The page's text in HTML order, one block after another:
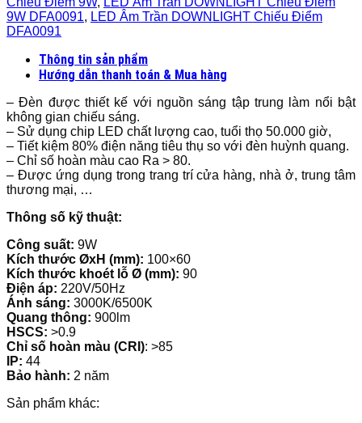
9W DFA0091, LED Âm Trần DOWNLIGHT Chiếu Điểm
DFA0091
Thông tin sản phẩm
Hướng dẫn thanh toán & Mua hàng
– Đèn được thiết kế với nguồn sáng tập trung làm nổi bật
không gian chiếu sáng.
– Sử dụng chip LED chất lượng cao, tuổi thọ 50.000 giờ,
– Tiết kiệm 80% điện năng tiêu thụ so với đèn huỳnh quang.
– Chỉ số hoàn màu cao Ra > 80.
– Được ứng dụng trong trang trí cửa hàng, nhà ở, trung tâm
thương mại, …
Thông số kỹ thuật:
Công suất: 9W
Kích thước ØxH (mm): 100×60
Kích thước khoét lỗ Ø (mm): 90
Điện áp: 220V/50Hz
Ánh sáng: 3000K/6500K
Quang thông: 900lm
HSCS: >0.9
Chỉ số hoàn màu (CRI): >85
IP: 44
Bảo hành: 2 năm
Sản phẩm khác: